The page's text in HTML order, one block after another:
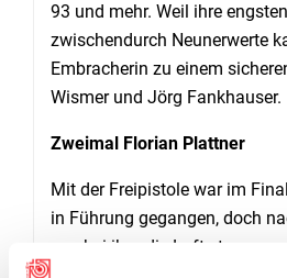
93 und mehr. Weil ihre
zwischendurch Neunerwerte
Embracherin zu einem
Wismer und Jörg Fankhauser.
Zweimal Florian Plattner
Mit der Freipistole war im
in Führung gegangen, doch
war bei ihm die Luft etwas